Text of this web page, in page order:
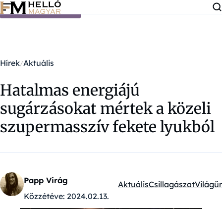
Ugrás a tartalomra
Hírek Aktuális
Hatalmas energiájú
sugárzásokat mértek a közeli
szupermasszív fekete lyukból
Papp Virág
Közzétéve: 2024.02.13.
Kategóriák:
AktuálisCsillagászatVilágűr